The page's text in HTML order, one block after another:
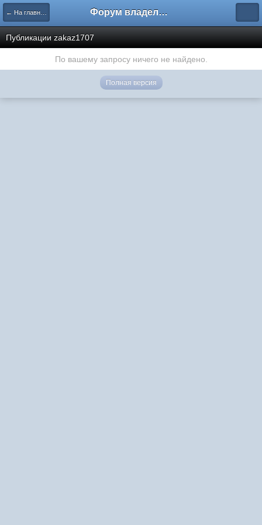
← На главную Форум владельцев интернет-магазинов
Публикации zakaz1707
По вашему запросу ничего не найдено.
Полная версия